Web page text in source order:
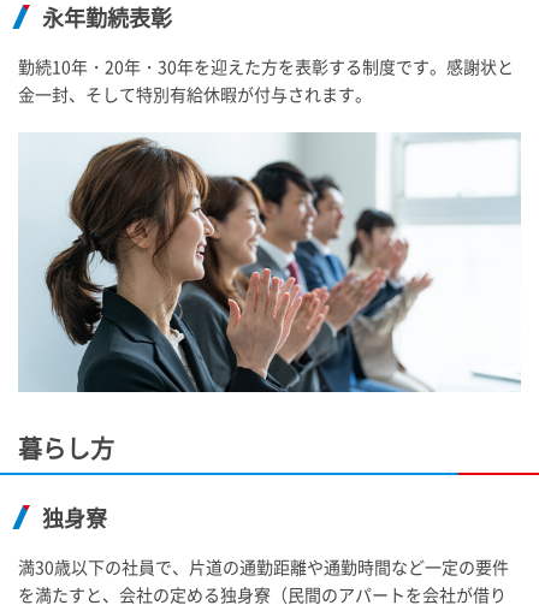
永年勤続表彰
勤続10年・20年・30年を迎えた方を表彰する制度です。感謝状と
金一封、そして特別有給休暇が付与されます。
暮らし方
独身寮
満30歳以下の社員で、片道の通勤距離や通勤時間など一定の要件
を満たすと、会社の定める独身寮（民間のアパートを会社が借り